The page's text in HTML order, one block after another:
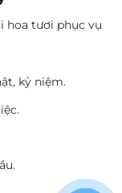
hoa tươi phục vụ
kỷ niệm.